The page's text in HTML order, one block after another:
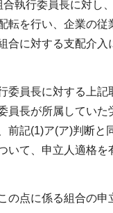
合執行委員長に対し
転を行い、企業の従
合に対する支配介入
委員長に対する上記
員長が所属していた
前記(1)ア(ア)判断と
いて、申立人適格を
の点に係る組合の申